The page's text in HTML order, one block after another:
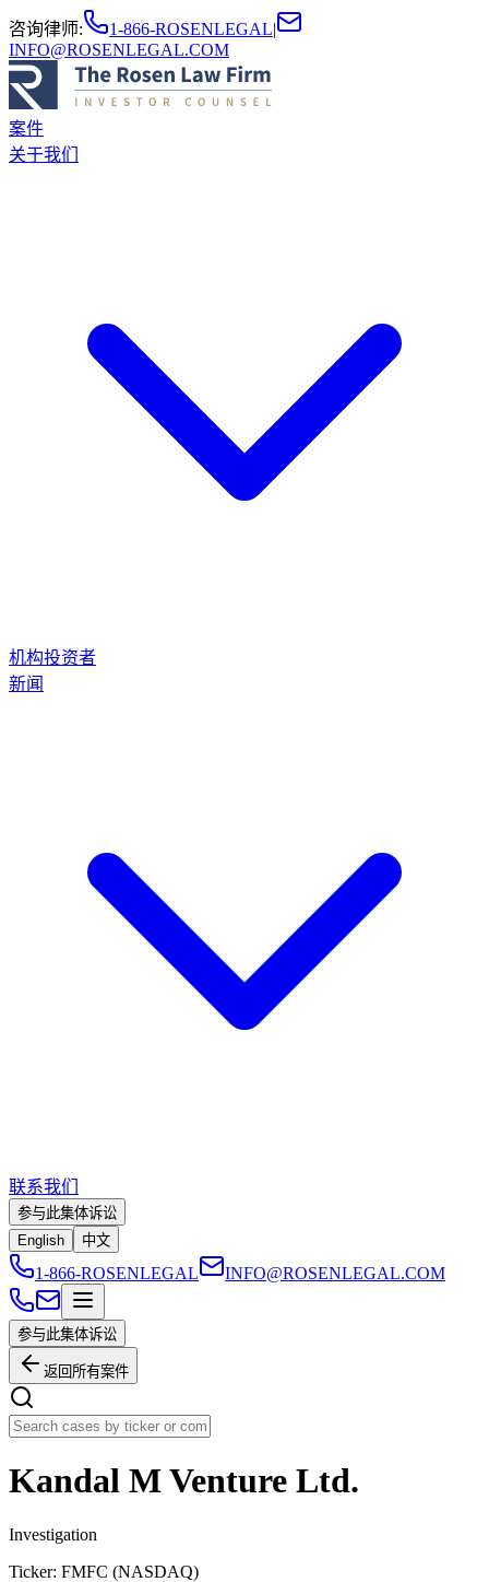
咨询律师: 1-866-ROSENLEGAL|
INFO@ROSENLEGAL.COM
案件
关于我们
机构投资者
新闻
联系我们
参与此集体诉讼
English
中文
1-866-ROSENLEGAL INFO@ROSENLEGAL.COM
参与此集体诉讼
返回所有案件
Kandal M Venture Ltd.
Investigation
Ticker: FMFC (NASDAQ)